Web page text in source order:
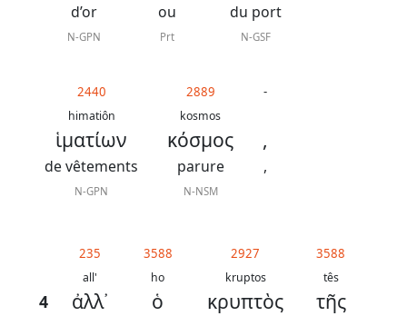
d’or
N-GPN
ou
Prt
du port
N-GSF
2440
himatiôn
ἱματίων
de vêtements
N-GPN
2889
kosmos
κόσμος
parure
N-NSM
-
,
,
4
235
all'
ἀλλ᾿
3588
ho
ὁ
2927
kruptos
κρυπτὸς
3588
tês
τῆς